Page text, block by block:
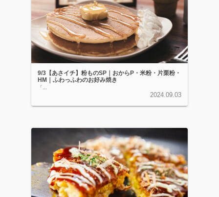
9/3【あさイチ】粉ものSP｜おからP・米粉・片栗粉・
HM｜ふわっふわのお好み焼き
「...
2024.09.03